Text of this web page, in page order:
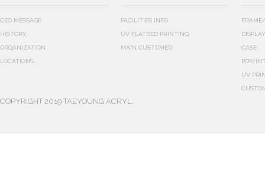
CEO MESSAGE
HISTORY
ORGANIZATION
LOCATIONS
FACILITIES INFO
UV FLATBED PRINTING
MAIN CUSTOMER CASE
POP/
UV
COPYRIGHT 2019 TAEYOUNG ACRYL.